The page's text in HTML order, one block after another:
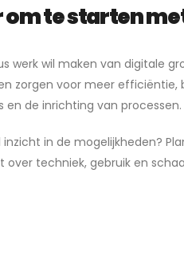
om te starten
werk wil maken van digitale
zorgen voor meer
en de inrichting van processen.
inzicht in de mogelijkheden?
over techniek, gebruik en